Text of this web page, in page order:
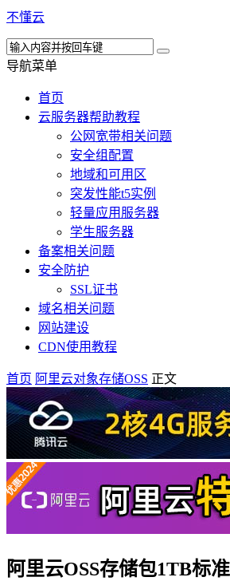
不懂云
导航菜单
首页
云服务器帮助教程
公网宽带相关问题
安全组配置
地域和可用区
突发性能t5实例
轻量应用服务器
学生服务器
备案相关问题
安全防护
SSL证书
域名相关问题
网站建设
CDN使用教程
首页 阿里云对象存储OSS 正文
阿里云OSS存储包1TB标